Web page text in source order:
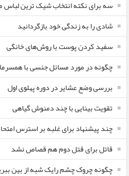
سه برای نکته انتخاب شیک ترین لباس
شادی را به زندگی خود بازگردانید
سفید کردن پوست با روش‌های خانگی
چگونه در مورد مسائل جنسی با
بررسی وضع عشایر در دوره پهلوی اول
تقویت بینایی با چند دمنوش گیاهی
چند پیشنهاد برای غلبه بر استرس
قاتل برای قتل دوم هم قصاص نشد
چگونه چروک چشم رایک شبه از بین